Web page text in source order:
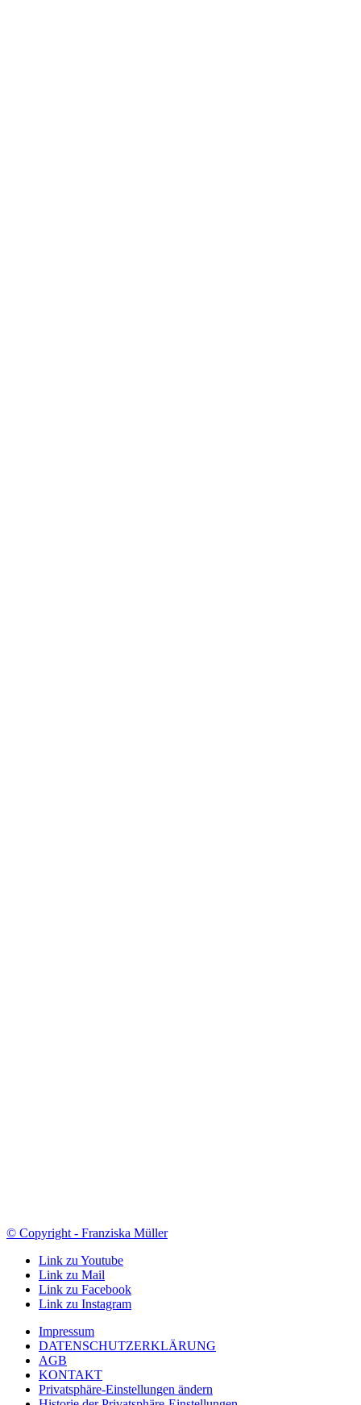
© Copyright - Franziska Müller
Link zu Youtube
Link zu Mail
Link zu Facebook
Link zu Instagram
Impressum
DATENSCHUTZERKLÄRUNG
AGB
KONTAKT
Privatsphäre-Einstellungen ändern